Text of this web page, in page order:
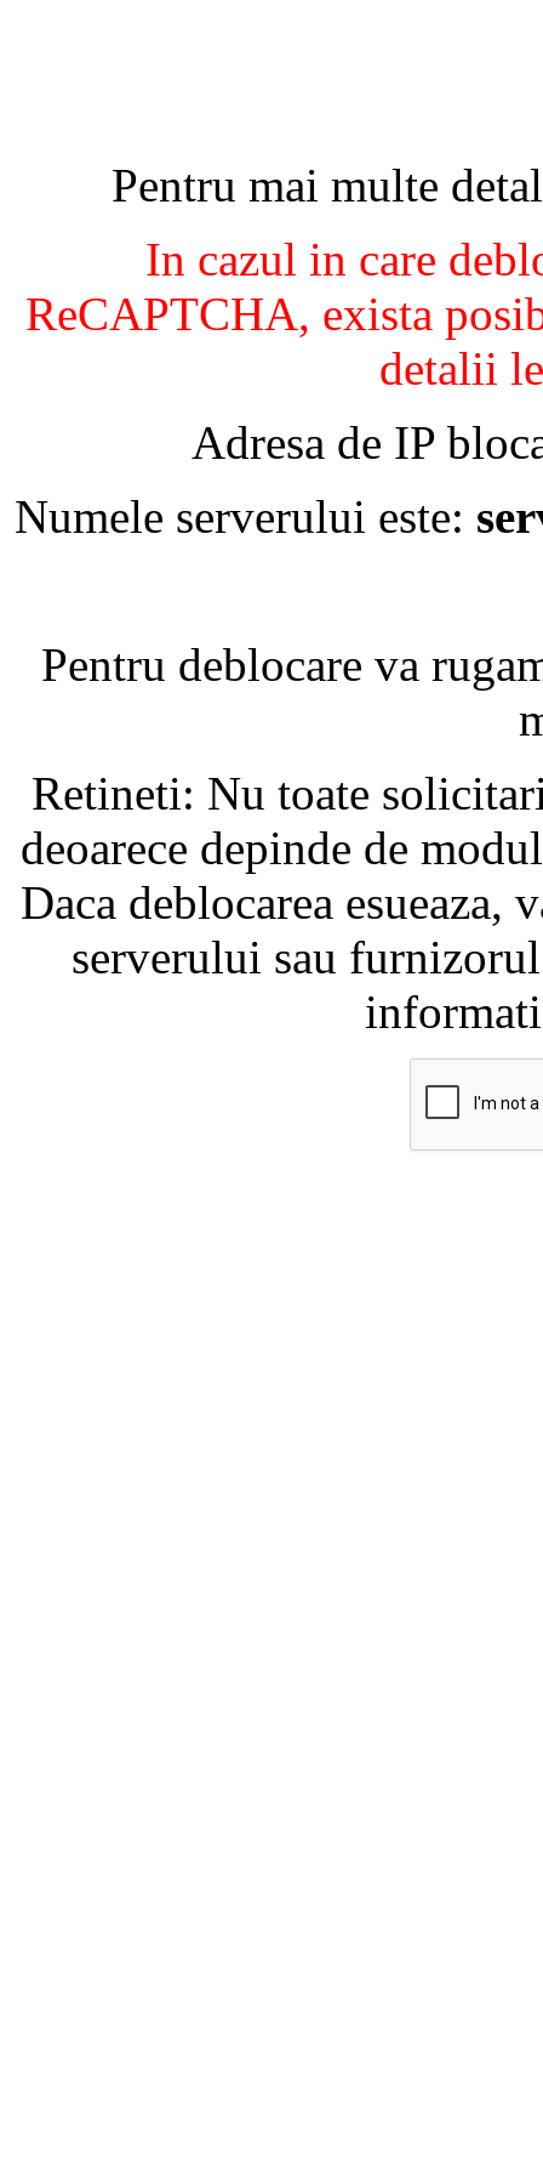
Pentru mai multe
In cazul in care
ReCAPTCHA, exista
detalii
Adresa de IP
Numele serverului este:
Pentru deblocare va
Retineti: Nu toate
deoarece depinde de
Daca deblocarea
serverului sau